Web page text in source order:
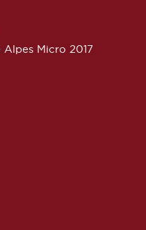
Micro 2017